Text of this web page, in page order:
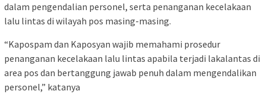
dalam pengendalian personel, serta penanganan kecelakaan
lalu lintas di wilayah pos masing-masing.
“Kapospam dan Kaposyan wajib memahami prosedur
penanganan kecelakaan lalu lintas apabila terjadi lakalantas di
area pos dan bertanggung jawab penuh dalam mengendalikan
personel,” katanya